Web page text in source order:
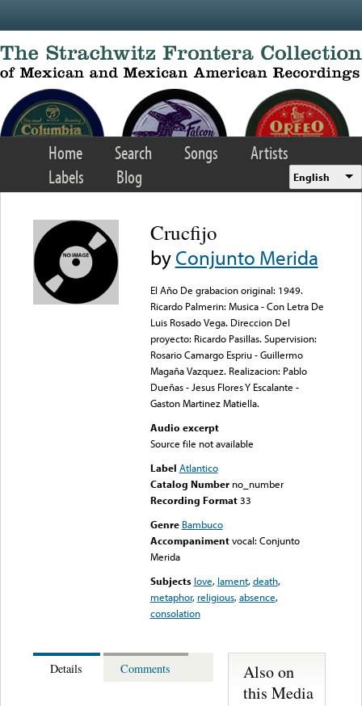
Home Search Songs
Artists
Labels
Blog English
Crucfijo
byConjunto Merida
El Año De grabacion original: 1949.
Ricardo Palmerin: Musica - Con Letra De
Luis Rosado Vega. Direccion Del
proyecto: Ricardo Pasillas. Supervision:
Rosario Camargo Espriu - Guillermo
Magaña Vazquez. Realizacion: Pablo
Dueñas - Jesus Flores Y Escalante -
Gaston Martinez Matiella.
Audio excerpt
Source file not available
Label Atlantico
Catalog Number no_number
Recording Format33
Genre Bambuco
Accompaniment vocal: Conjunto
Merida
Subjects love, lament,death,
metaphor, religious,absence,
consolation
Details Comments
Also on
this Media